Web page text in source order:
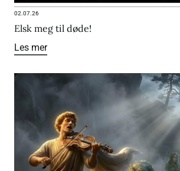
02.07.26
Elsk meg til døde!
Les mer